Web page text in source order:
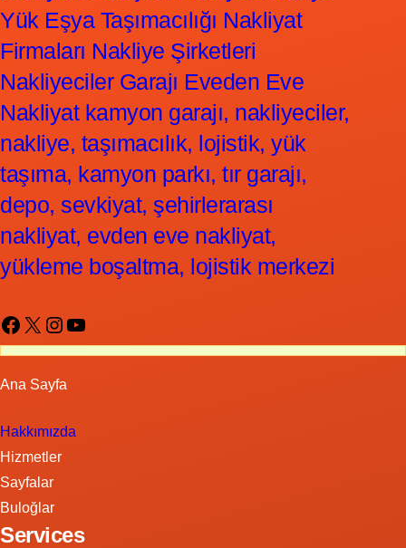
Yük Eşya Taşımacılığı Nakliyat
Firmaları Nakliye Şirketleri
Nakliyeciler Garajı Eveden Eve
Nakliyat kamyon garajı, nakliyeciler,
nakliye, taşımacılık, lojistik, yük
taşıma, kamyon parkı, tır garajı,
depo, sevkiyat, şehirlerarası
nakliyat, evden eve nakliyat,
yükleme boşaltma, lojistik merkezi
Facebook X Instagram YouTube
Ana Sayfa
Hakkımızda
Hizmetler
Sayfalar
Buloğlar
Services